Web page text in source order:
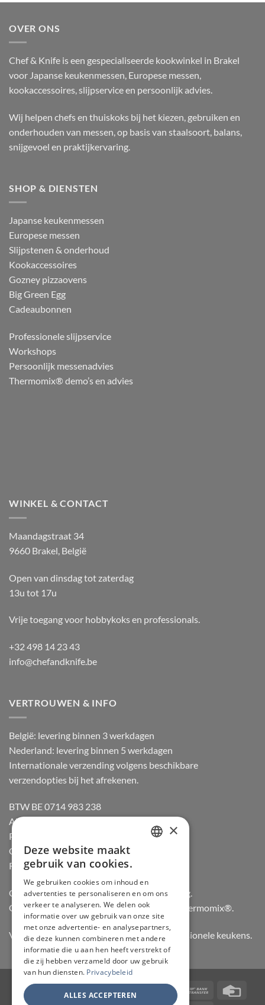
OVER ONS
Chef & Knife is een gespecialiseerde kookwinkel in Brakel
voor Japanse keukenmessen, Europese messen,
kookaccessoires, slijpservice en persoonlijk advies.
Wij helpen chefs en thuiskoks bij het kiezen, gebruiken en
onderhouden van messen, op basis van staalsoort, balans,
snijgevoel en praktijkervaring.
SHOP & DIENSTEN
Japanse keukenmessen
Europese messen
Slijpstenen & onderhoud
Kookaccessoires
Gozney pizzaovens
Big Green Egg
Cadeaubonnen
Professionele slijpservice
Workshops
Persoonlijk messenadvies
Thermomix® demo’s en advies
WINKEL & CONTACT
Maandagstraat 34
9660 Brakel, België
Open van dinsdag tot zaterdag
13u tot 17u
Vrije toegang voor hobbykoks en professionals.
+32 498 14 23 43
info@chefandknife.be
VERTROUWEN & INFO
België: levering binnen 3 werkdagen
Nederland: levering binnen 5 werkdagen
Internationale verzending volgens beschikbare
verzendopties bij het afrekenen.
BTW BE 0714 983 238
Algemene voorwaarden
Privacybeleid
Cookiebeleid
Retourneren
Officiële dealer van Gozney en Big Green Egg.
Officiële advisor en verdeler van Vorwerk Thermomix®.
Vertrouwd door hobbykoks, chefs en professionele keukens.
MasterCardBancontactBank
GERMAN
ENGLISH
×
Deze website maakt
gebruik van cookies.
We gebruiken cookies om inhoud en
advertenties te personaliseren en om ons
verkeer te analyseren. We delen ook
informatie over uw gebruik van onze site
met onze advertentie- en analysepartners,
die deze kunnen combineren met andere
informatie die u aan hen heeft verstrekt of
die zij hebben verzameld door uw gebruik
van hun diensten. Privacybeleid
ALLES ACCEPTEREN